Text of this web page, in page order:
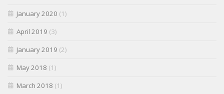
January 2020 (1)
April 2019 (3)
January 2019 (2)
May 2018 (1)
March 2018 (1)